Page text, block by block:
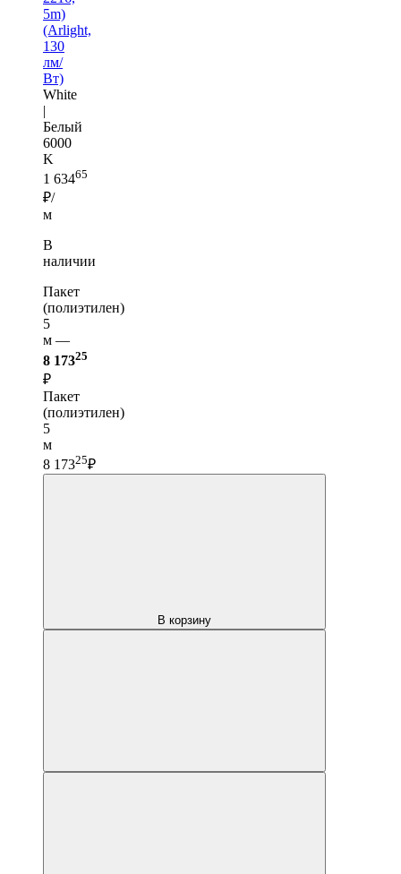
5m)
(Arlight,
130
лм/
Вт)
White
|
Белый
6000
K
1 63465
₽/
м
В
наличии
Пакет
(полиэтилен)
5
м —
8 17325
₽
Пакет
(полиэтилен)
5
м
8 17325₽
В корзину